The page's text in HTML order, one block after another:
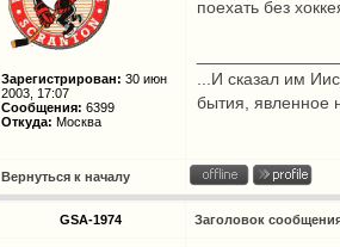
Зарегистрирован: 30 июн
2003, 17:07
Сообщения: 6399
Откуда: Москва
поехать без
...И сказал им
бытия, явленное
Вернуться к началу
GSA-1974 Заголовок